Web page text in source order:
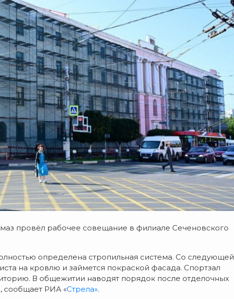
провёл рабочее совещание в филиале Сеченовского
определена стропильная система. Со следующей
на кровлю и займется покраской фасада. Спортзал
В общежитии наводят порядок после отделочных
сообщает РИА «Стрела».